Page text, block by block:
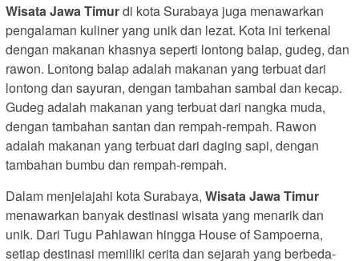
Wisata Jawa Timurdi kota Surabaya juga menawarkan
pengalaman kuliner yang unik dan lezat. Kota ini terkenal
dengan makanan khasnya seperti lontong balap, gudeg, dan
rawon. Lontong balap adalah makanan yang terbuat dari
lontong dan sayuran, dengan tambahan sambal dan kecap.
Gudeg adalah makanan yang terbuat dari nangka muda,
dengan tambahan santan dan rempah-rempah. Rawon
adalah makanan yang terbuat dari daging sapi, dengan
tambahan bumbu dan rempah-rempah.
Dalam menjelajahi kota Surabaya, Wisata Jawa Timur
menawarkan banyak destinasi wisata yang menarik dan
unik. Dari Tugu Pahlawan hingga House of Sampoerna,
setiap destinasi memiliki cerita dan sejarah yang berbeda-